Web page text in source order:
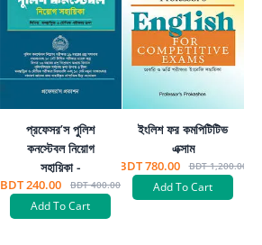
প্রফেসর’স পুলিশ
কনস্টেবল নিয়োগ
সহায়িকা -
BDT 240.00 BDT 400.00
Add To Cart
ইংলিশ ফর কমপিটিটিভ
এক্সাম
BDT 780.00 BDT 1,200.00
Add To Cart